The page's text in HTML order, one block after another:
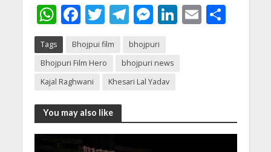
W
h
at
s
A
p
p
F
ac
e
b
o
o
k
T
w
itt
er
T
el
e
gr
a
M
e
ss
e
n
er
Li
n
E
m
S
Tags Bhojpui film
bhojpuri
Bhojpuri Film Hero
bhojpuri news
Kajal Raghwani
Khesari Lal Yadav
You may also like